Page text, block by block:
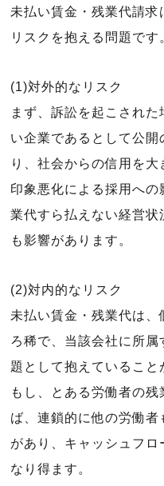
未払い賃金・残業代請
リスクを抱える問題です
(1)対外的なリスク
まず、訴訟を起こされ
い企業であるとして公
り、社会からの信用を大
印象悪化による採用へ
業代すら払えない経営状
も影響があります。
(2)対内的なリスク
未払い賃金・残業代は
ろ稀で、当該会社に所
題として抱えていること
もし、とある労働者の
ば、連鎖的に他の労働
があり、キャッシュフロ
なり得ます。